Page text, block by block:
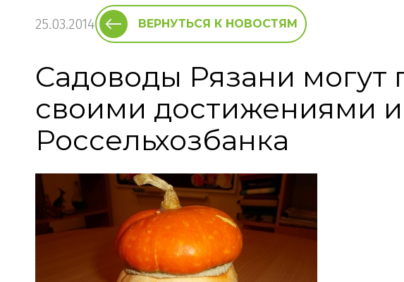
25.03.2014 ВЕРНУТЬСЯ К НОВОСТЯМ
Садоводы Рязани могут
своими достижениями
Россельхозбанка